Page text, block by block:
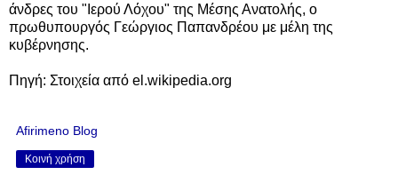
άνδρες του "Ιερού Λόχου" της Μέσης Ανατολής, ο
πρωθυπουργός Γεώργιος Παπανδρέου με μέλη της
κυβέρνησης.
Πηγή: Στοιχεία από el.wikipedia.org
Afirimeno Blog
Κοινή χρήση